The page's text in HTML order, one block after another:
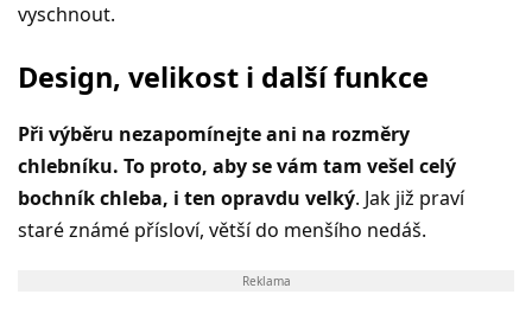
vyschnout.
Design, velikost i další funkce
Při výběru nezapomínejte ani na rozměry
chlebníku. To proto, aby se vám tam vešel celý
bochník chleba, i ten opravdu velký. Jak již praví
staré známé přísloví, větší do menšího nedáš.
Reklama